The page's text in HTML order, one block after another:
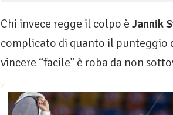
Chi invece regge il colpo è Jannik
complicato di quanto il punteggio
vincere “facile” è roba da non